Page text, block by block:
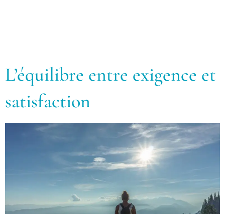
L’équilibre entre exigence et
satisfaction